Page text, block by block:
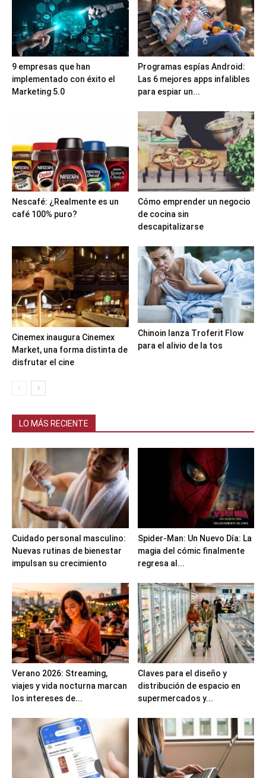
9 empresas que han
implementado con éxito el
Marketing 5.0
Programas espías Android:
Las 6 mejores apps infalibles
para espiar un...
Nescafé: ¿Realmente es un
café 100% puro?
Cómo emprender un negocio
de cocina sin
descapitalizarse
Cinemex inaugura Cinemex
Market, una forma distinta de
disfrutar el cine
Chinoin lanza Troferit Flow
para el alivio de la tos
LO MÁS RECIENTE
Cuidado personal masculino:
Nuevas rutinas de bienestar
impulsan su crecimiento
Spider-Man: Un Nuevo Día: La
magia del cómic finalmente
regresa al...
Verano 2026: Streaming,
viajes y vida nocturna marcan
los intereses de...
Claves para el diseño y
distribución de espacio en
supermercados y...